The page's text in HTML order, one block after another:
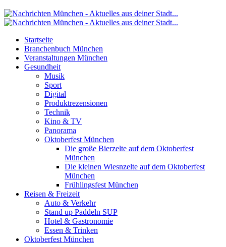
Startseite
Branchenbuch München
Veranstaltungen München
Gesundheit
Musik
Sport
Digital
Produktrezensionen
Technik
Kino & TV
Panorama
Oktoberfest München
Die große Bierzelte auf dem Oktoberfest
München
Die kleinen Wiesnzelte auf dem Oktoberfest
München
Frühlingsfest München
Reisen & Freizeit
Auto & Verkehr
Stand up Paddeln SUP
Hotel & Gastronomie
Essen & Trinken
Oktoberfest München